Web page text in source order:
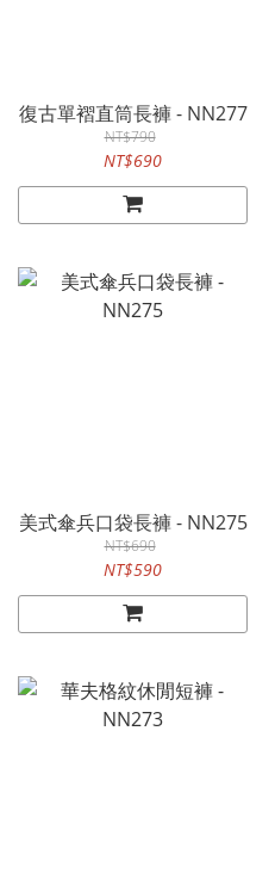
復古單褶直筒長褲 - NN277
NT$790
NT$690
美式傘兵口袋長褲 - NN275
NT$690
NT$590